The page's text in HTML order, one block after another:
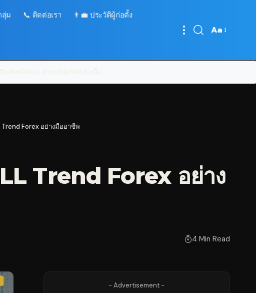
ลุ่ม 📞 ติดต่อเรา 👨‍💼 ประวัติผู้ก่อตั้ง
Font
Aa
Forex อย่างมืออาชีพ
Trend Forex อย่าง
4 Min Read
- Advertisement -